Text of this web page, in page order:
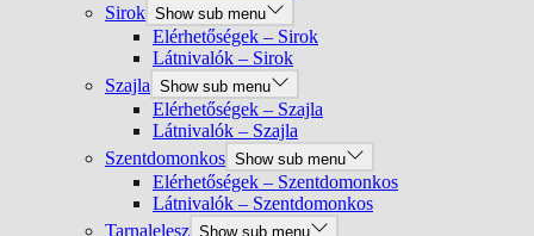
Sirok Show sub menu
Elérhetőségek – Sirok
Látnivalók – Sirok
Szajla Show sub menu
Elérhetőségek – Szajla
Látnivalók – Szajla
Szentdomonkos Show sub menu
Elérhetőségek – Szentdomonkos
Látnivalók – Szentdomonkos
Tarnalelesz Show sub menu